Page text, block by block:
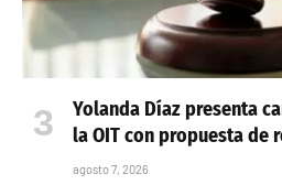
Yolanda Díaz presenta
la OIT con propuesta de
agosto 7, 2026